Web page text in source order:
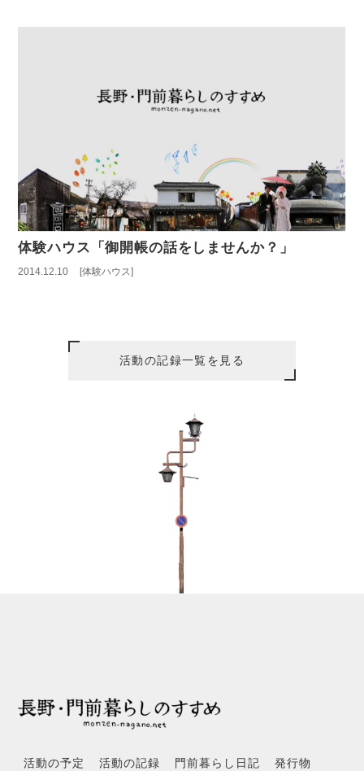
体験ハウス「御開帳の話をしませんか？」
2014.12.10 体験ハウス
活動の記録一覧を見る
活動の予定 活動の記録 門前暮らし日記 発行物